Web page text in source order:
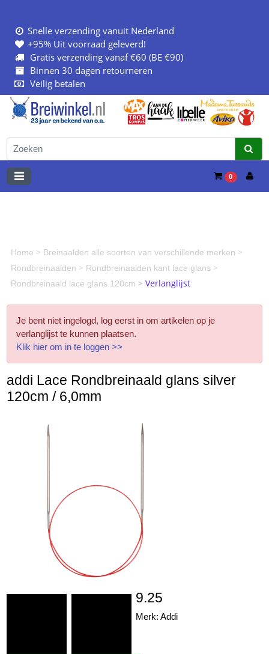
Snelle verzending vanuit Nederland
+95% Uit voorraad geleverd!
Gratis verzending vanaf €60 (BE €90)
Binnen 30 dagen retourneren
Veilig betalen
0
Home > Breinaalden alle soorten van verschillende merken >
Rondbreinaalden > Rondbreinaalden kant lace glans >
Rondbreinaald lace glans 120cm > Verlanglijst
Je bent niet ingelogd, log eerst in om artikelen op je
verlanglijst te kunnen plaatsen.
Klik hier om in te loggen >>
addi Lace Rondbreinaald glans silver
120cm / 6,0mm
9.25
Merk: Addi